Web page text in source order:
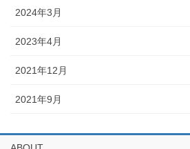
2024年3月
2023年4月
2021年12月
2021年9月